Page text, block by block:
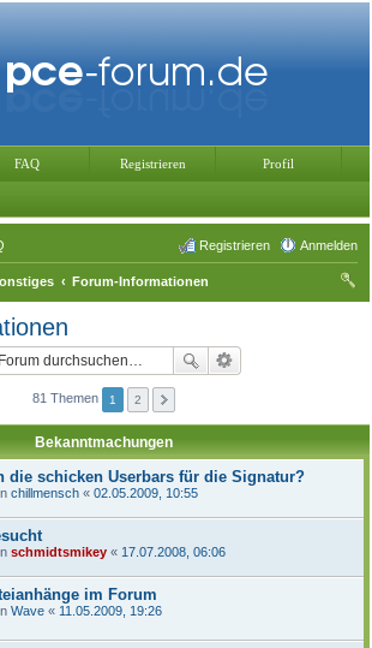
FAQ Registrieren Profil
Anmelden
Registrieren
Forum-Informationen
81 Themen 1 2
Bekanntmachungen
die schicken Userbars für die Signatur?
chillmensch « 02.05.2009, 10:55
schmidtsmikey « 17.07.2008, 06:06
im Forum
Wave « 11.05.2009, 19:26